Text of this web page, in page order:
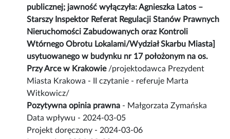
publicznej; jawność wyłączyła: Agnieszka Latos –
Starszy Inspektor Referat Regulacji Stanów Prawnych
Nieruchomości Zabudowanych oraz Kontroli
Wtórnego Obrotu Lokalami/Wydział Skarbu Miasta]
usytuowanego w budynku nr 17 położonym na os.
Przy Arce w Krakowie/projektodawca Prezydent
Miasta Krakowa - II czytanie - referuje Marta
Witkowicz/
Pozytywna opinia prawna - Małgorzata Zymańska
Data wpływu - 2024-03-05
Projekt doręczony - 2024-03-06